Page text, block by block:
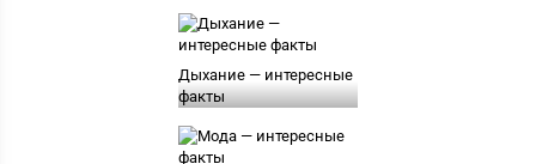
Дыхание — интересные
факты